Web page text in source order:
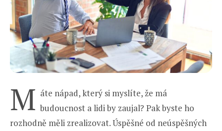
M áte nápad, který si myslíte, že má
budoucnost a lidi by zaujal? Pak byste ho
rozhodně měli zrealizovat. Úspěšné od neúspěšných